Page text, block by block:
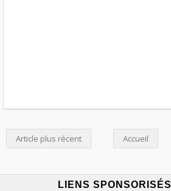
Article plus récent Accueil
LIENS SPONSORISÉS